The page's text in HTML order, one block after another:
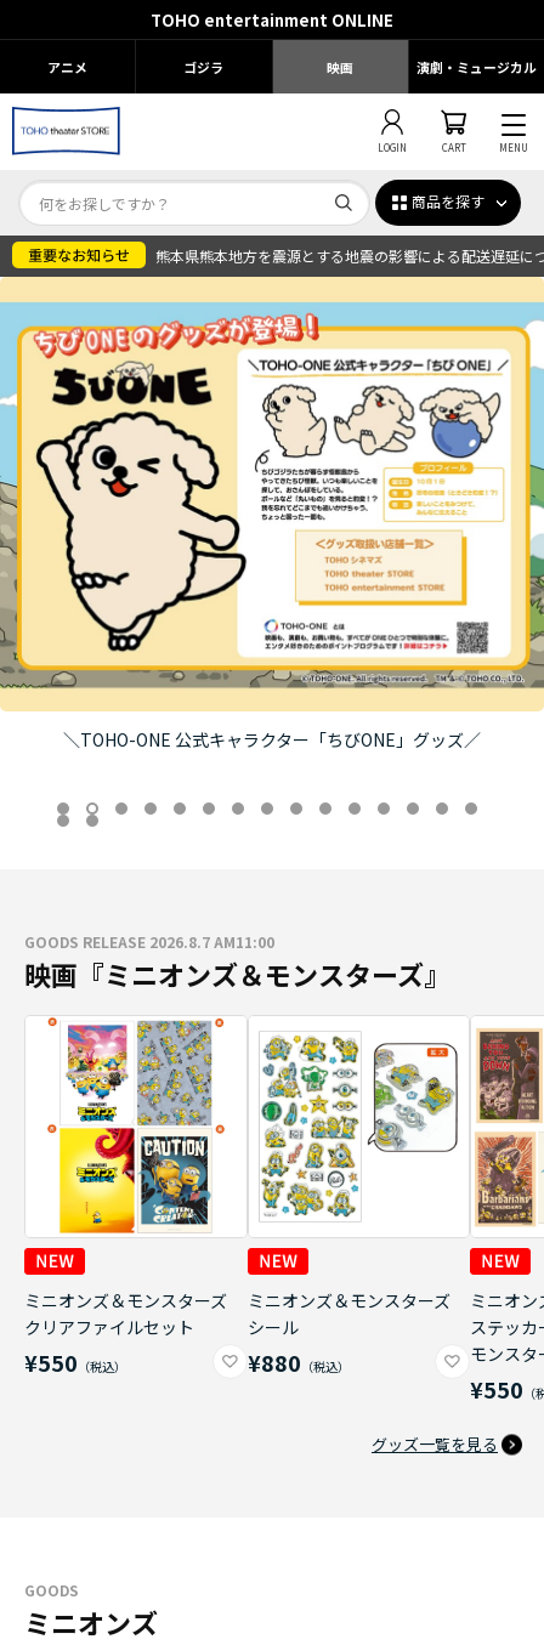
TOHO entertainment ONLINE
アニメ ゴジラ 映画 演劇・ミュージカル
LOGIN CART MENU
商品を探す
熊本県熊本地方を震源とする地震の影響による配送遅延に
＼TOHO-ONE 公式キャラクター「ちびONE」グッズ／
GOODS RELEASE 2026.8.7 AM11:00
映画『ミニオンズ＆モンスターズ』
ミニオンズ＆モンスターズ
クリアファイルセット
¥550
ミニオンズ＆モンスターズ
シール
¥880
ミニオ
ステッ
モンスタ
¥550
グッズ一覧を見る
GOODS
ミニオンズ